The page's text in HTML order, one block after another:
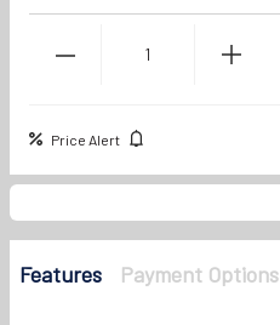
Price Alert
Features Payment Options